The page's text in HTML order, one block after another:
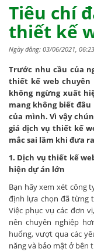
Tiêu chí
thiết kế
Ngày đăng: 03/06/2021, 06:23
Trước nhu cầu của
thiết kế web chuyên
không ngừng xuất
mang không biết
của mình. Vì vậy
giá dịch vụ thiết kế
mắc sai lầm khi đưa
1. Dịch vụ thiết kế
hiện dự án lớn
Bạn hãy xem xét công
định lựa chọn đã từng
Việc phục vụ các đơn
nên chuyên nghiệp
huống, vượt qua các
năng và bảo mật ở bên